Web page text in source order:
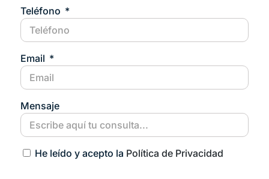
Teléfono
Email
Mensaje
He leído y acepto la Política de Privacidad